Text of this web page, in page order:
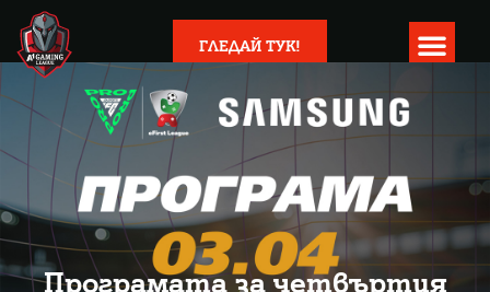
ГЛЕДАЙ ТУК!
Програмата за четвъртия